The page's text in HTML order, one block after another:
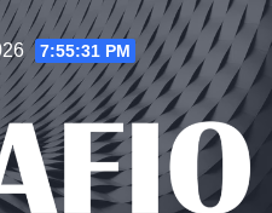
7:55:31 PM